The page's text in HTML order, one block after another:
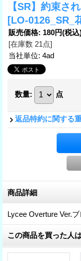
【SR】約束さ
[LO-
販売価格: 180円(税込
[在庫数 21点]
当社単位: 4ad
数量: 点
返品特約に関する
商品詳細
Lycee Overture Ver.
この商品を買った人